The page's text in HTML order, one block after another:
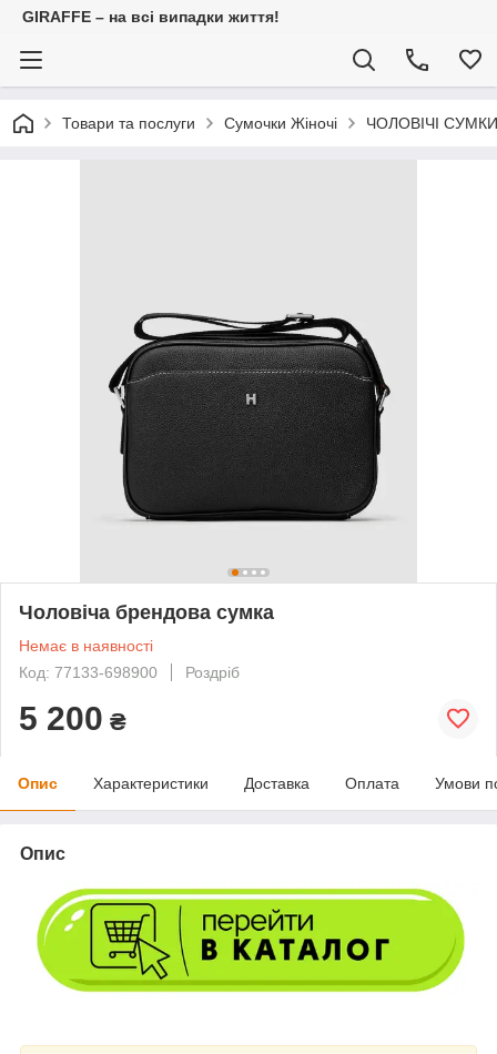
GIRAFFE – на всі випадки життя!
Товари та послуги Сумочки Жіночі ЧОЛОВІЧІ СУМКИ
Чоловіча брендова сумка
Немає в наявності
Код: 77133-698900
Роздріб
5 200 ₴
Опис Характеристики Доставка Оплата Умови
Опис